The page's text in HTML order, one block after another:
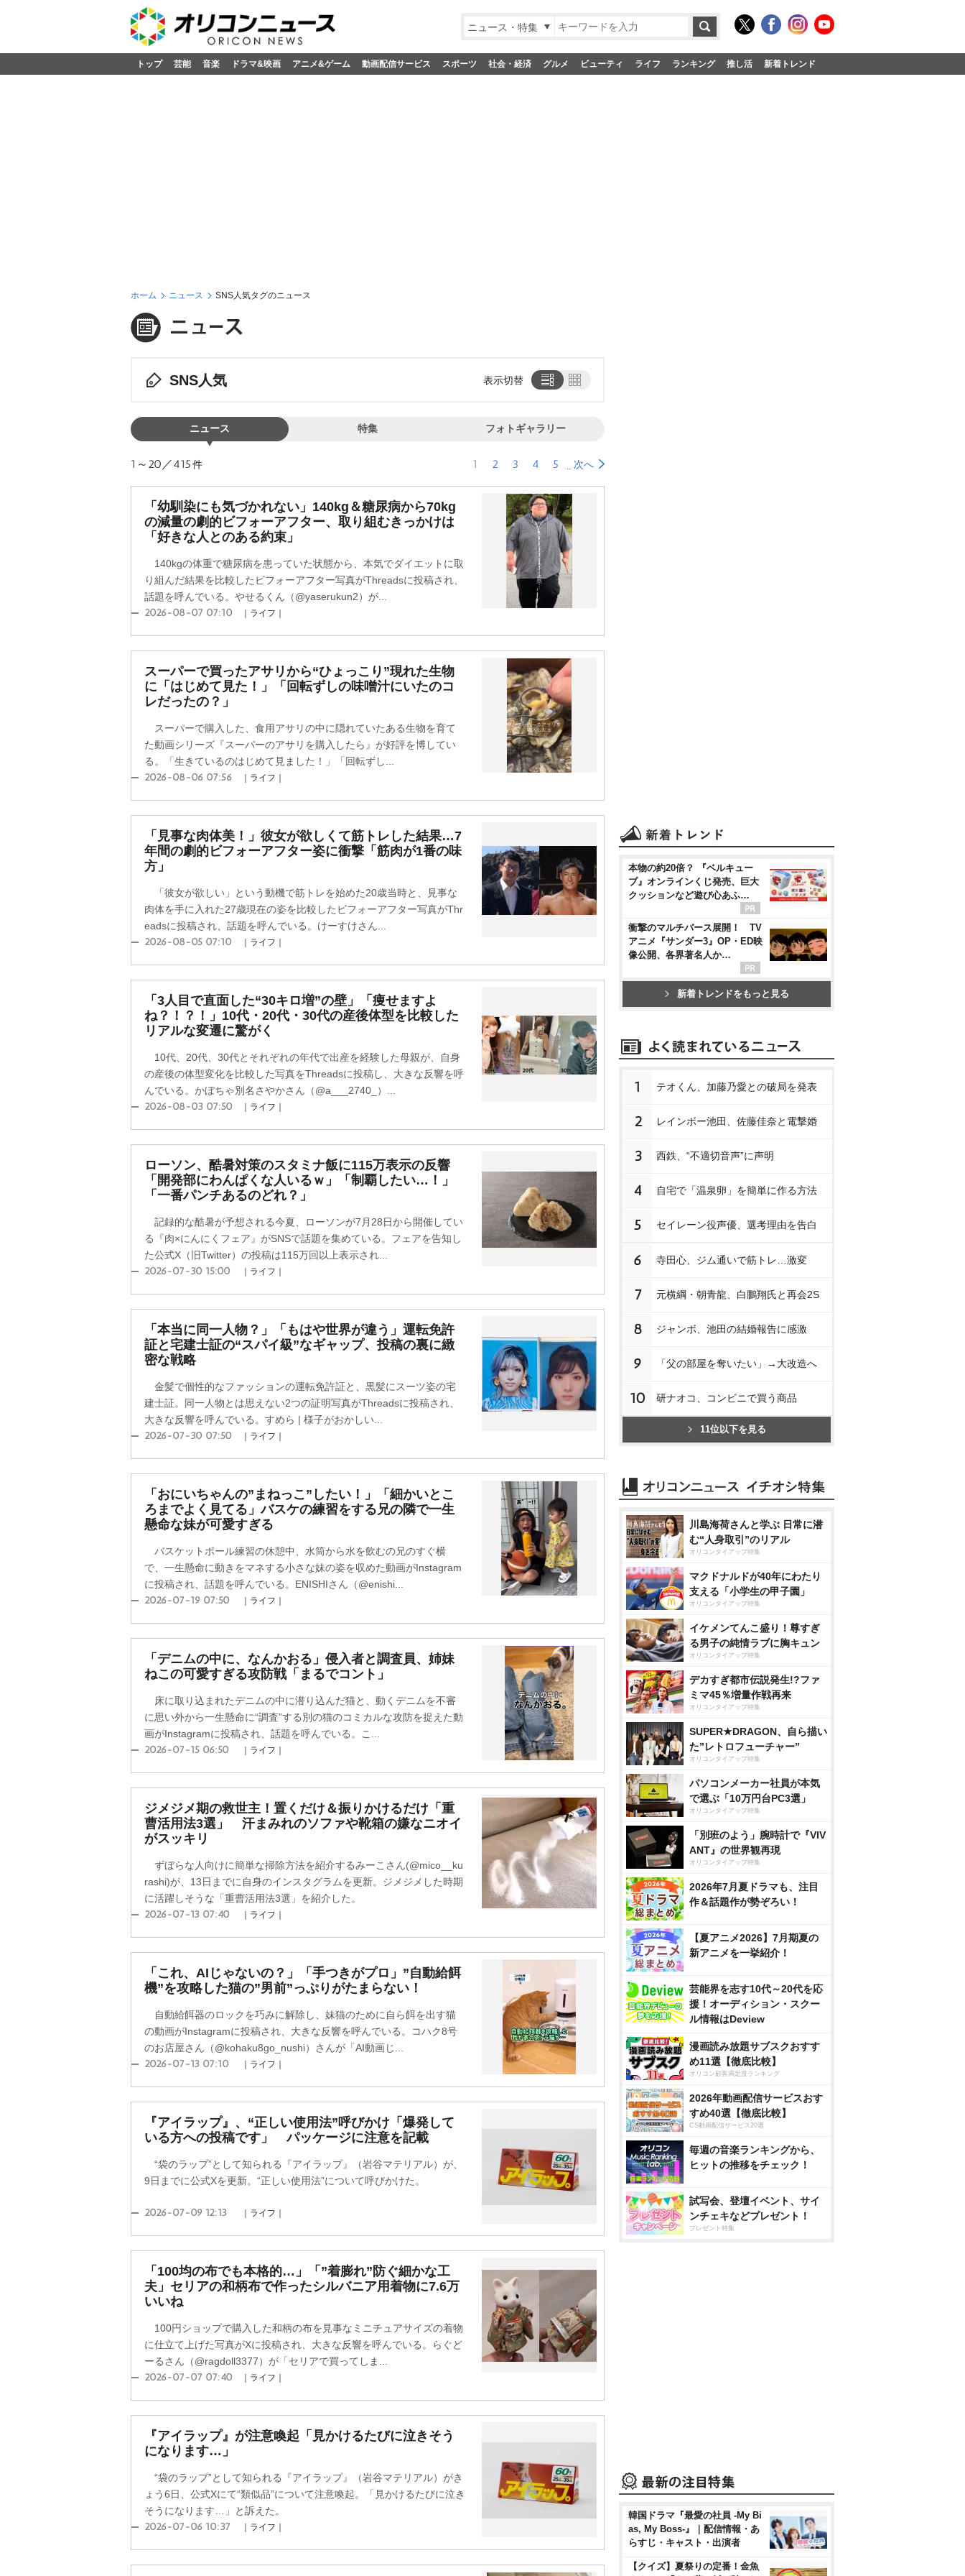
ニュース・特集
トップ 芸能 音楽 ドラマ&映画 アニメ&ゲーム 動画配信サービス スポーツ 社会・経済 グルメ ビューティ ライフ ランキング 推し活 新着トレンド
ホーム ニュース SNS人気タグのニュース
SNS人気 表示切替
ニュース 特集 フォトギャラリー
1～20／415件 1 2 3 4 5 次へ
「幼馴染にも気づかれない」140kg＆糖尿病から70kg
の減量の劇的ビフォーアフター、取り組むきっかけは
「好きな人とのある約束」
140kgの体重で糖尿病を患っていた状態から、本気でダイエットに取
り組んだ結果を比較したビフォーアフター写真がThreadsに投稿され、
話題を呼んでいる。やせるくん（@yaserukun2）が...
2026-08-07 07:10 ｜ライフ｜
スーパーで買ったアサリから“ひょっこり”現れた生物
に「はじめて見た！」「回転ずしの味噌汁にいたのコ
レだったの？」
スーパーで購入した、食用アサリの中に隠れていたある生物を育て
た動画シリーズ『スーパーのアサリを購入したら』が好評を博してい
る。「生きているのはじめて見ました！」「回転ずし...
2026-08-06 07:56 ｜ライフ｜
「見事な肉体美！」彼女が欲しくて筋トレした結果…7
年間の劇的ビフォーアフター姿に衝撃「筋肉が1番の味
方」
「彼女が欲しい」という動機で筋トレを始めた20歳当時と、見事な
肉体を手に入れた27歳現在の姿を比較したビフォーアフター写真がThr
eadsに投稿され、話題を呼んでいる。けーすけさん...
2026-08-05 07:10 ｜ライフ｜
「3人目で直面した“30キロ増”の壁」「痩せますよ
ね？！？！」10代・20代・30代の産後体型を比較した
リアルな変遷に驚がく
10代、20代、30代とそれぞれの年代で出産を経験した母親が、自身
の産後の体型変化を比較した写真をThreadsに投稿し、大きな反響を呼
んでいる。かぼちゃ別名さやかさん（@a___2740_）...
2026-08-03 07:50 ｜ライフ｜
ローソン、酷暑対策のスタミナ飯に115万表示の反響
「開発部にわんぱくな人いるｗ」「制覇したい…！」
「一番パンチあるのどれ？」
記録的な酷暑が予想される今夏、ローソンが7月28日から開催してい
る『肉×にんにくフェア』がSNSで話題を集めている。フェアを告知し
た公式X（旧Twitter）の投稿は115万回以上表示され...
2026-07-30 15:00 ｜ライフ｜
「本当に同一人物？」「もはや世界が違う」運転免許
証と宅建士証の“スパイ級”なギャップ、投稿の裏に緻
密な戦略
金髪で個性的なファッションの運転免許証と、黒髪にスーツ姿の宅
建士証。同一人物とは思えない2つの証明写真がThreadsに投稿され、
大きな反響を呼んでいる。すめら | 様子がおかしい...
2026-07-30 07:50 ｜ライフ｜
「おにいちゃんの”まねっこ”したい！」「細かいとこ
ろまでよく見てる」バスケの練習をする兄の隣で一生
懸命な妹が可愛すぎる
バスケットボール練習の休憩中、水筒から水を飲むの兄のすぐ横
で、一生懸命に動きをマネする小さな妹の姿を収めた動画がInstagram
に投稿され、話題を呼んでいる。ENISHIさん（@enishi...
2026-07-19 07:50 ｜ライフ｜
「デニムの中に、なんかおる」侵入者と調査員、姉妹
ねこの可愛すぎる攻防戦「まるでコント」
床に取り込まれたデニムの中に潜り込んだ猫と、動くデニムを不審
に思い外から一生懸命に“調査”する別の猫のコミカルな攻防を捉えた動
画がInstagramに投稿され、話題を呼んでいる。こ...
2026-07-15 06:50 ｜ライフ｜
ジメジメ期の救世主！置くだけ＆振りかけるだけ「重
曹活用法3選」 汗まみれのソファや靴箱の嫌なニオイ
がスッキリ
ずぼらな人向けに簡単な掃除方法を紹介するみーこさん(@mico__ku
rashi)が、13日までに自身のインスタグラムを更新。ジメジメした時期
に活躍しそうな「重曹活用法3選」を紹介した。
2026-07-13 07:40 ｜ライフ｜
「これ、AIじゃないの？」「手つきがプロ」”自動給餌
機”を攻略した猫の”男前”っぷりがたまらない！
自動給餌器のロックを巧みに解除し、妹猫のために自ら餌を出す猫
の動画がInstagramに投稿され、大きな反響を呼んでいる。コハク8号
のお店屋さん（@kohaku8go_nushi）さんが「AI動画じ...
2026-07-13 07:10 ｜ライフ｜
『アイラップ』、“正しい使用法”呼びかけ「爆発して
いる方への投稿です」 パッケージに注意を記載
“袋のラップ”として知られる『アイラップ』（岩谷マテリアル）が、
9日までに公式Xを更新。“正しい使用法”について呼びかけた。
2026-07-09 12:13 ｜ライフ｜
「100均の布でも本格的…」「”着膨れ”防ぐ細かな工
夫」セリアの和柄布で作ったシルバニア用着物に7.6万
いいね
100円ショップで購入した和柄の布を見事なミニチュアサイズの着物
に仕立て上げた写真がXに投稿され、大きな反響を呼んでいる。らぐど
ーるさん（@ragdoll3377）が「セリアで買ってしま...
2026-07-07 07:40 ｜ライフ｜
『アイラップ』が注意喚起「見かけるたびに泣きそう
になります…」
“袋のラップ”として知られる『アイラップ』（岩谷マテリアル）がき
ょう6日、公式Xにて“類似品”について注意喚起。「見かけるたびに泣き
そうになります…」と訴えた。
2026-07-06 10:37 ｜ライフ｜
本物の約20倍？ 『ベルキュー
ブ』オンラインくじ発売、巨大
クッションなど遊び心あふ…
衝撃のマルチバース展開！ TV
アニメ『サンダー3』OP・ED映
像公開、各界著名人か…
新着トレンドをもっと見る
1 テオくん、加藤乃愛との破局を発表
2 レインボー池田、佐藤佳奈と電撃婚
3 西鉄、“不適切音声”に声明
4 自宅で「温泉卵」を簡単に作る方法
5 セイレーン役声優、選考理由を告白
6 寺田心、ジム通いで筋トレ…激変
7 元横綱・朝青龍、白鵬翔氏と再会2S
8 ジャンボ、池田の結婚報告に感激
9 「父の部屋を奪いたい」→大改造へ
10 研ナオコ、コンビニで買う商品
11位以下を見る
川島海荷さんと学ぶ 日常に潜
む“人身取引”のリアル
オリコンタイアップ特集
マクドナルドが40年にわたり
支える「小学生の甲子園」
オリコンタイアップ特集
イケメンてんこ盛り！尊すぎ
る男子の純情ラブに胸キュン
オリコンタイアップ特集
デカすぎ都市伝説発生!?ファ
ミマ45％増量作戦再来
オリコンタイアップ特集
SUPER★DRAGON、自ら描い
た”レトロフューチャー”
オリコンタイアップ特集
パソコンメーカー社員が本気
で選ぶ「10万円台PC3選」
オリコンタイアップ特集
「別班のよう」腕時計で『VIV
ANT』の世界観再現
オリコンタイアップ特集
2026年7月夏ドラマも、注目
作＆話題作が勢ぞろい！
【夏アニメ2026】7月期夏の
新アニメを一挙紹介！
芸能界を志す10代～20代を応
援！オーディション・スクー
ル情報はDeview
漫画読み放題サブスクおすす
め11選【徹底比較】
オリコン顧客満足度ランキング
2026年動画配信サービスおす
すめ40選【徹底比較】
CS動画配信サービス20選
毎週の音楽ランキングから、
ヒットの推移をチェック！
試写会、登壇イベント、サイ
ンチェキなどプレゼント！
プレゼント特集
韓国ドラマ『最愛の社員 -My Bi
as, My Boss-』｜配信情報・あ
らすじ・キャスト・出演者
【クイズ】夏祭りの定番！金魚